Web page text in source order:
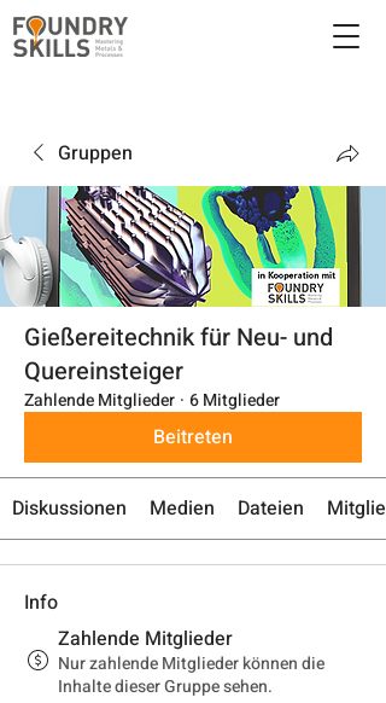
Gruppen
Gießereitechnik für Neu- und
Quereinsteiger
Zahlende Mitglieder · 6 Mitglieder
Beitreten
Diskussionen Medien Dateien
Info
Zahlende Mitglieder
Nur zahlende Mitglieder können die
Inhalte dieser Gruppe sehen.